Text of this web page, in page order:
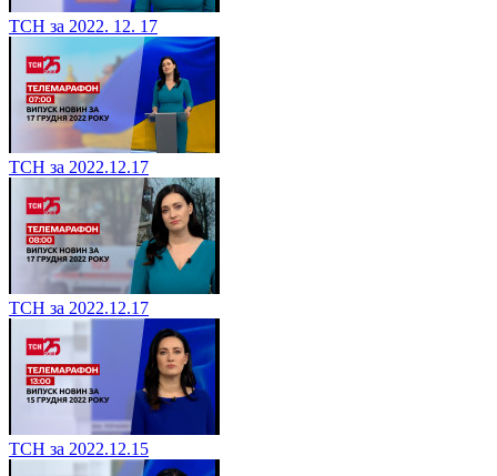
ТСН за 2022. 12. 17
ТСН за 2022.12.17
ТСН за 2022.12.17
ТСН за 2022.12.15